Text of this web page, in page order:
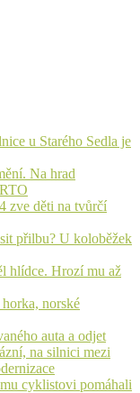
u Starého Sedla je
Na hrad
zve děti na tvůrčí
přilbu? U koloběžek
hlídce. Hrozí mu až
norské
auta a odjet
na silnici mezi
cyklistovi pomáhali